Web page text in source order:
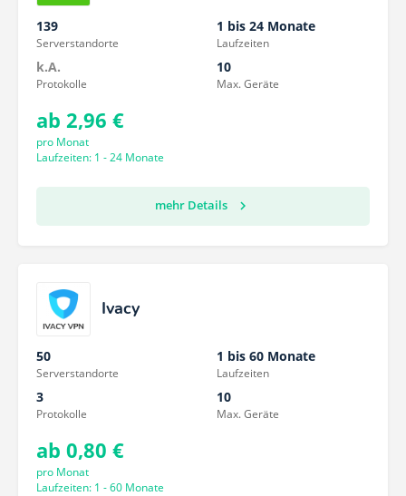
139
Serverstandorte
1 bis 24 Monate
Laufzeiten
k.A.
Protokolle
10
Max. Geräte
ab 2,96 €
pro Monat
Laufzeiten: 1 - 24 Monate
mehr Details
Ivacy
50
Serverstandorte
1 bis 60 Monate
Laufzeiten
3
Protokolle
10
Max. Geräte
ab 0,80 €
pro Monat
Laufzeiten: 1 - 60 Monate